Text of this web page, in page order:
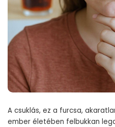
A csuklás, ez a furcsa,
ember életében felbukkan